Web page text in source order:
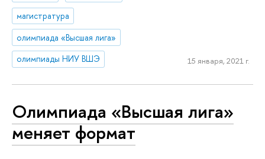
магистратура
олимпиада «Высшая лига»
олимпиады НИУ ВШЭ
15 января, 2021 г.
Олимпиада «Высшая лига»
меняет формат